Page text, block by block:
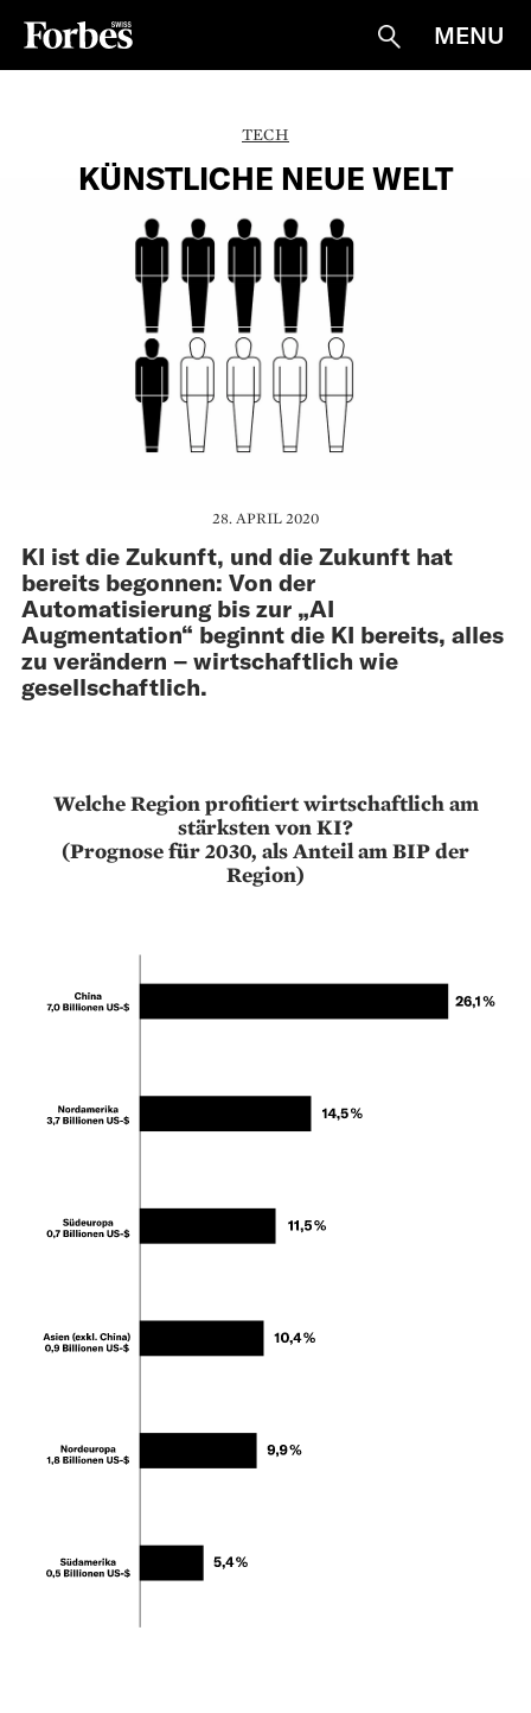
Suche
MENU
TECH
KÜNSTLICHE NEUE WELT
28. APRIL 2020
KI ist die Zukunft, und die Zukunft hat
bereits begonnen: Von der
Automatisierung bis zur „AI
Augmentation“ beginnt die KI bereits, alles
zu verändern – wirtschaftlich wie
gesellschaftlich.
Welche Region profitiert wirtschaftlich am
stärksten von KI?
(Prognose für 2030, als Anteil am BIP der
Region)